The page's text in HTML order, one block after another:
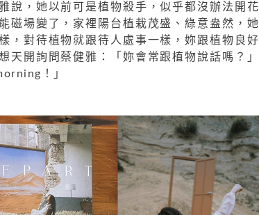
說，她以前可是植物殺手，似乎都沒辦法開花
磁場變了，家裡陽台植栽茂盛、綠意盎然，她
，對待植物就跟待人處事一樣，妳跟植物良好
天開詢問蔡健雅：「妳會常跟植物說話嗎？」
！」